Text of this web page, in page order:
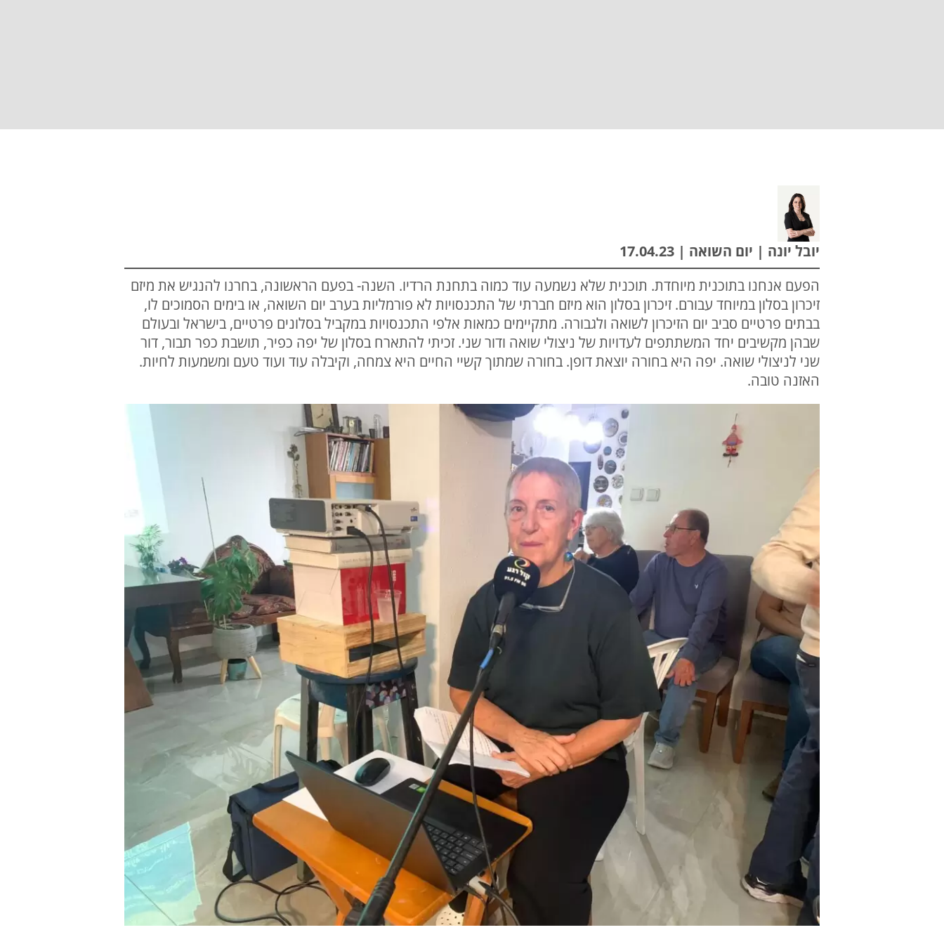
יובל יונה | יום השואה | 17.04.23
הפעם אנחנו בתוכנית מיוחדת. תוכנית שלא נשמעה עוד כמוה בתחנת הרדיו. השנה- בפעם הראשונה, בחרנו להנגיש את מיזם
זיכרון בסלון במיוחד עבורם. זיכרון בסלון הוא מיזם חברתי של התכנסויות לא פורמליות בערב יום השואה, או בימים הסמוכים לו,
בבתים פרטיים סביב יום הזיכרון לשואה ולגבורה. מתקיימים כמאות אלפי התכנסויות במקביל בסלונים פרטיים, בישראל ובעולם
שבהן מקשיבים יחד המשתתפים לעדויות של ניצולי שואה ודור שני. זכיתי להתארח בסלון של יפה כפיר, תושבת כפר תבור, דור
שני לניצולי שואה. יפה היא בחורה יוצאת דופן. בחורה שמתוך קשיי החיים היא צמחה, וקיבלה עוד ועוד טעם ומשמעות לחיות.
האזנה טובה.